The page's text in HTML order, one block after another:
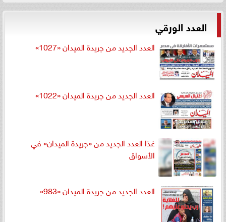
العدد الورقي
العدد الجديد من جريدة الميدان «1027»
العدد الجديد من جريدة الميدان «1022»
غدًا العدد الجديد من «جريدة الميدان» في
الأسواق
العدد الجديد من جريدة الميدان «983»